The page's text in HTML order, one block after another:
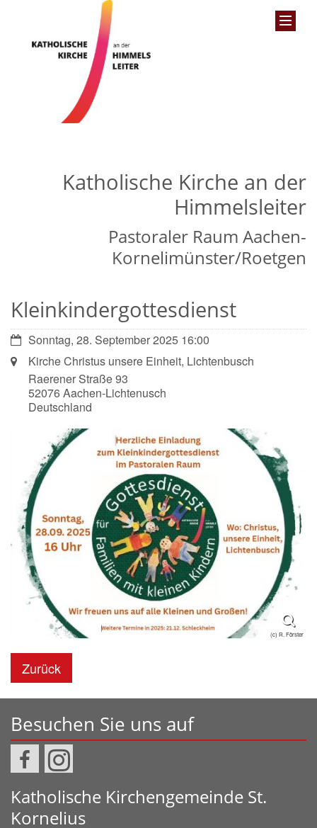
Katholische Kirche an der
Himmelsleiter
Pastoraler Raum Aachen-
Kornelimünster/Roetgen
Kleinkindergottesdienst
Datum:Sonntag, 28. September 2025 16:00
Ort: Kirche Christus unsere Einheit, Lichtenbusch
Raerener Straße 93
52076Aachen-Lichtenusch
Deutschland
(c) R. Förster
Zurück
Besuchen Sie uns auf
Katholische Kirchengemeinde St.
Kornelius